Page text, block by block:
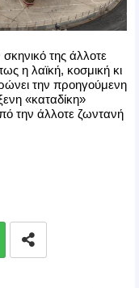
σκηνικό της άλλοτε
η λαϊκή, κοσμική κι
την προηγούμενη
«καταδίκη»
την άλλοτε ζωντανή